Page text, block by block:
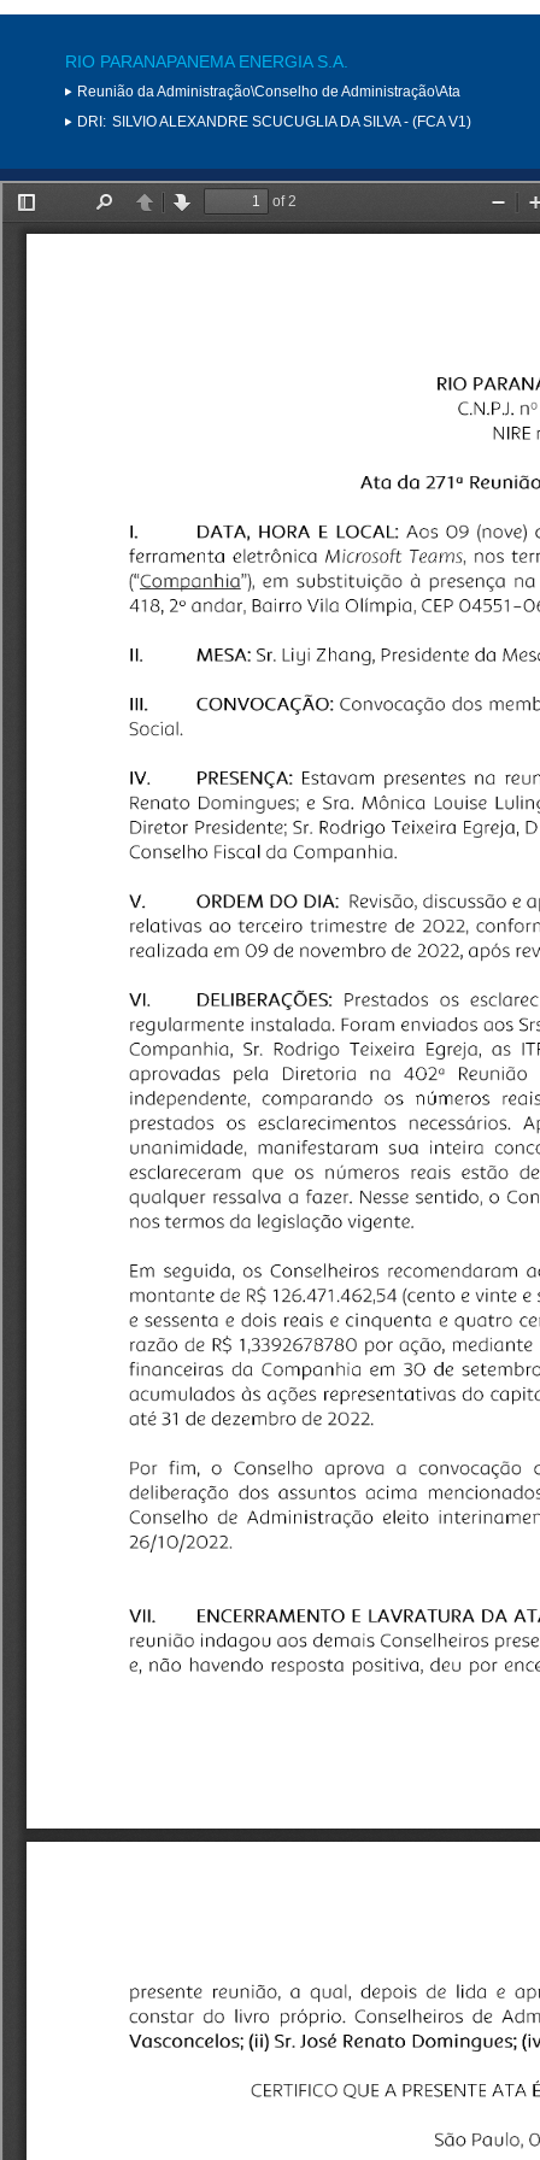
RIO PARANAPANEMA ENERGIA S.A.
Reunião da Administração\Conselho de Administração\Ata
DRI: SILVIO ALEXANDRE SCUCUGLIA DA SILVA - (FCA V1)